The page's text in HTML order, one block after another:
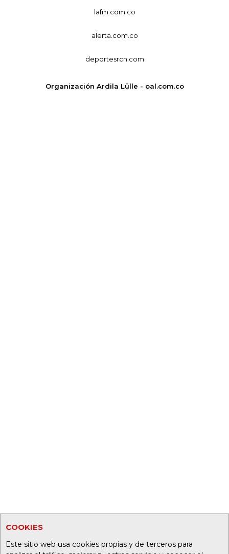
COOKIES
Este sitio web usa cookies propias y de terceros para
lafm.com.co
alerta.com.co
deportesrcn.com
Organización Ardila Lülle - oal.com.co